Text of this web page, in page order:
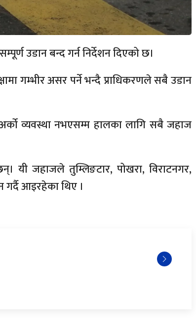
उडान बन्द गर्न निर्देशन दिएको छ।
गम्भीर असर पर्ने भन्दै प्राधिकरणले सबै उडान
अर्को व्यवस्था नभएसम्म हालका लागि सबै जहाज
यी जहाजले तुम्लिङटार, पोखरा, विराटनगर,
गर्दै आइरहेका थिए ।